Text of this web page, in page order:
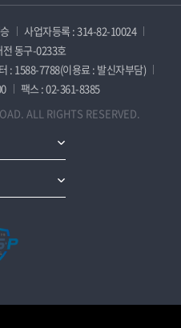
사업자등록 : 314-82-10024
동구-0233호
: 1588-7788(이용료 : 발신자부담)
팩스 : 02-361-8385
ALL RIGHTS RESERVED.